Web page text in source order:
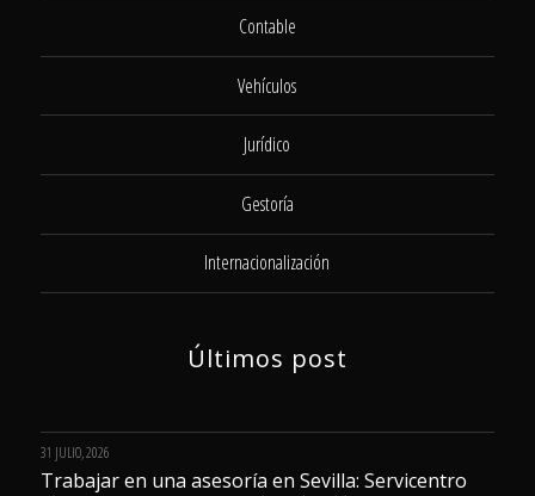
Contable
Vehículos
Jurídico
Gestoría
Internacionalización
Últimos post
31 JULIO, 2026
Trabajar en una asesoría en Sevilla: Servicentro